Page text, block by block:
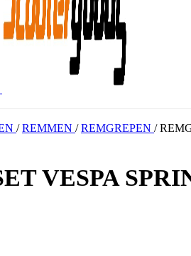
/ REMMEN / REMGREPEN /
VESPA